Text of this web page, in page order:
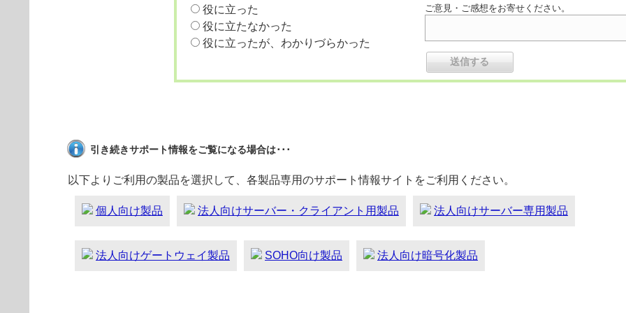
役に立った
役に立たなかった
役に立ったが、わかりづらかった
ご意見・ご感想をお寄せください。
引き続きサポート情報をご覧になる場合は･･･
以下よりご利用の製品を選択して、各製品専用のサポート情報サイトをご利用ください。
個人向け製品 法人向けサーバー・クライアント用製品 法人向けサーバー専用製品
法人向けゲートウェイ製品 SOHO向け製品 法人向け暗号化製品